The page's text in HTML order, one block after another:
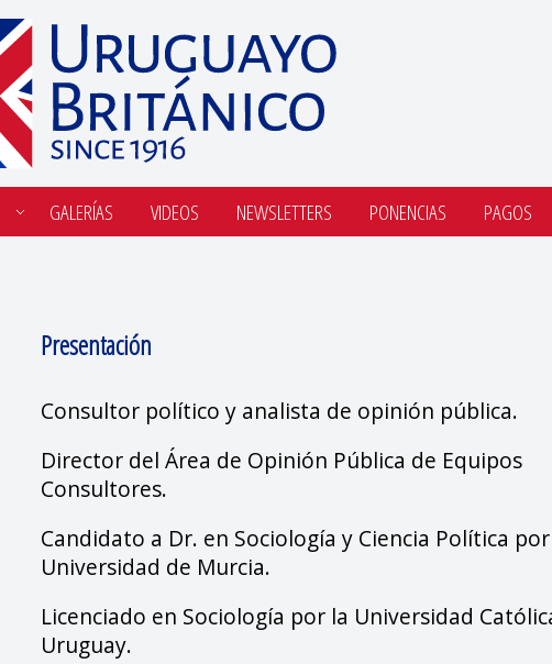
GALERÍAS VIDEOS NEWSLETTERS PONENCIAS PAGOS
Presentación
Consultor político y analista de opinión pública.
Director del Área de Opinión Pública de Equipos
Consultores.
Candidato a Dr. en Sociología y Ciencia Política
Universidad de Murcia.
Licenciado en Sociología por la Universidad
Uruguay.